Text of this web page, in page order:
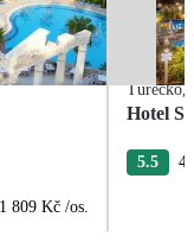
809 Kč /os.
Turecko,
Hotel
5.5